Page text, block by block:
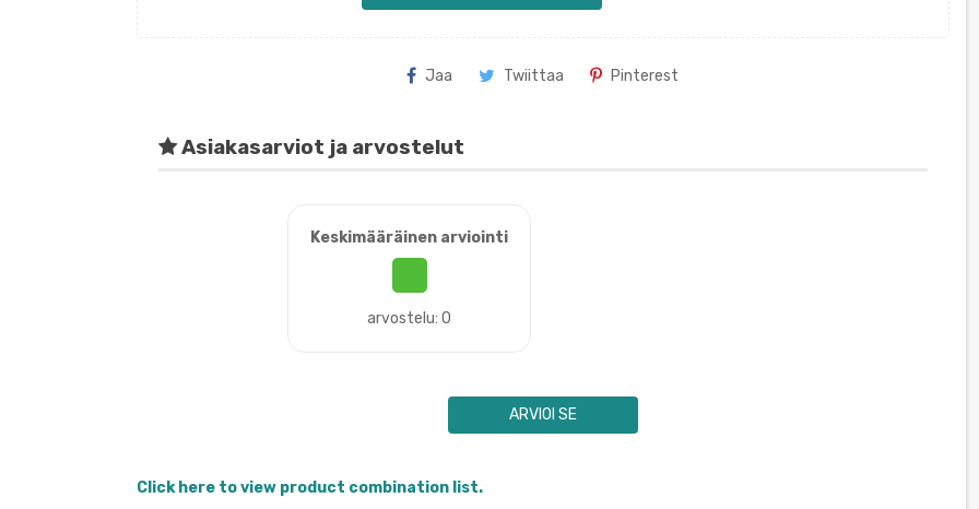
Jaa Twiittaa Pinterest
Asiakasarviot ja arvostelut
Keskimääräinen arviointi
arvostelu: 0
ARVIOI SE
Click here to view product combination list.